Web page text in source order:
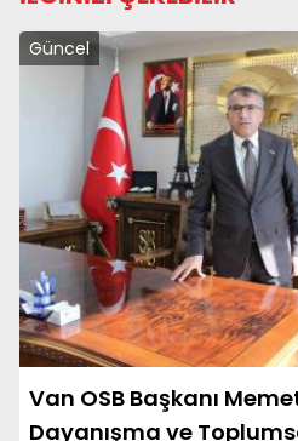
Güncel
Van OSB Başkanı
Dayanışma ve